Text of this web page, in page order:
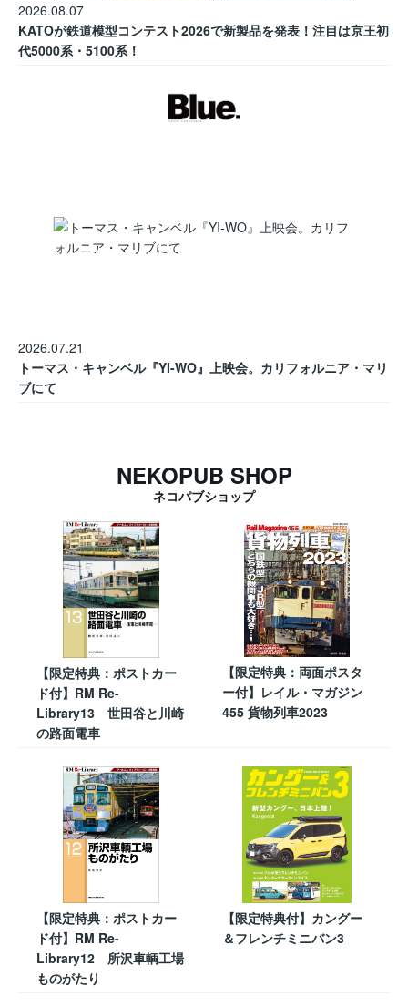
2026.08.07
KATOが鉄道模型コンテスト2026で新製品を発表！注目は京王初
代5000系・5100系！
2026.07.21
トーマス・キャンベル『YI-WO』上映会。カリフォルニア・マリ
ブにて
NEKOPUB SHOP
ネコパブショップ
【限定特典：ポストカー
ド付】RM Re-
Library13 世田谷と川崎
の路面電車
【限定特典：両面ポスタ
ー付】レイル・マガジン
455 貨物列車2023
【限定特典：ポストカー
ド付】RM Re-
Library12 所沢車輌工場
ものがたり
【限定特典付】カングー
＆フレンチミニバン3